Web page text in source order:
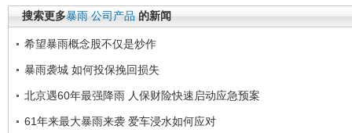
搜索更多暴雨 公司产品 的新闻
希望暴雨概念股不仅是炒作
暴雨袭城 如何投保挽回损失
北京遇60年最强降雨 人保财险快速启动应急预案
61年来最大暴雨来袭 爱车浸水如何应对